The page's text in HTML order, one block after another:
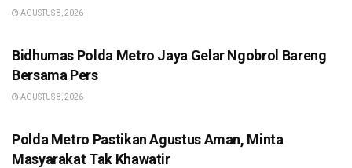
AGUSTUS 8, 2026
Bidhumas Polda Metro Jaya Gelar Ngobrol Bareng
Bersama Pers
AGUSTUS 8, 2026
Polda Metro Pastikan Agustus Aman, Minta
Masyarakat Tak Khawatir